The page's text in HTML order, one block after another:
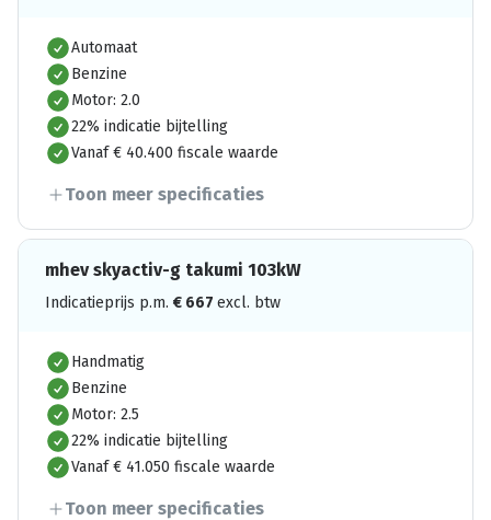
Automaat
Benzine
Motor: 2.0
22% indicatie bijtelling
Vanaf € 40.400 fiscale waarde
Toon meer specificaties
mhev skyactiv-g takumi 103kW
Indicatieprijs p.m. € 667 excl. btw
Handmatig
Benzine
Motor: 2.5
22% indicatie bijtelling
Vanaf € 41.050 fiscale waarde
Toon meer specificaties